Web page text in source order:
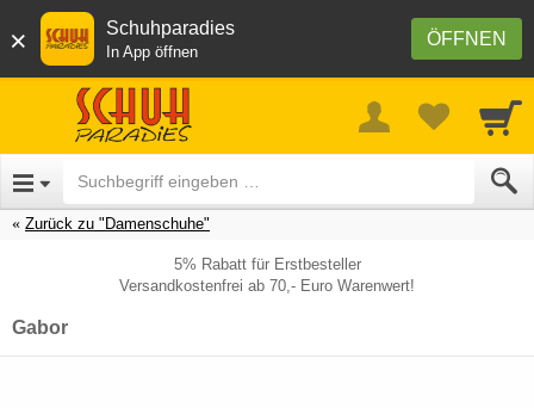
× ÖFFNEN
Schuhparadies
In App öffnen
Zurück zu "Damenschuhe"
5% Rabatt für Erstbesteller
Versandkostenfrei ab 70,- Euro Warenwert!
Gabor